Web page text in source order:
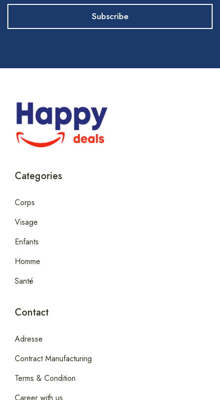
Categories
Corps
Visage
Enfants
Homme
Santé
Contact
Adresse
Contract Manufacturing
Terms & Condition